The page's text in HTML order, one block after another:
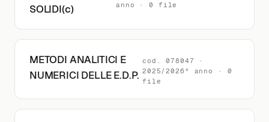
SOLIDI(c) anno · 0 file
METODI ANALITICI E
NUMERICI DELLE E.D.P.
cod. 078047 ·
2025/2026° anno · 0
file